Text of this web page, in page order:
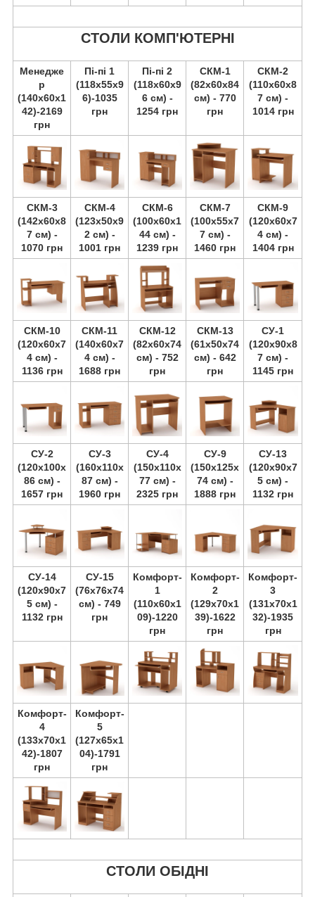
СТОЛИ КОМП'ЮТЕРНІ
Менедже
р
(140х60х1
42)-2169
грн
Пі-пі 1
(118х55х9
6)-1035
грн
Пі-пі 2
(118х60х9
6 см) -
1254 грн
СКМ-1
(82х60х84
см) - 770
грн
СКМ-2
(110х60х8
7 см) -
1014 грн
СКМ-3
(142х60х8
7 см) -
1070 грн
СКМ-4
(123х50х9
2 см) -
1001 грн
СКМ-6
(100х60х1
44 см) -
1239 грн
СКМ-7
(100х55х7
7 см) -
1460 грн
СКМ-9
(120х60х7
4 см) -
1404 грн
СКМ-10
(120х60х7
4 см) -
1136 грн
СКМ-11
(140х60х7
4 см) -
1688 грн
СКМ-12
(82х60х74
см) - 752
грн
СКМ-13
(61х50х74
см) - 642
грн
СУ-1
(120х90х8
7 см) -
1145 грн
СУ-2
(120х100х
86 см) -
1657 грн
СУ-3
(160х110х
87 см) -
1960 грн
СУ-4
(150х110х
77 см) -
2325 грн
СУ-9
(150х125х
74 см) -
1888 грн
СУ-13
(120х90х7
5 см) -
1132 грн
СУ-14
(120х90х7
5 см) -
1132 грн
СУ-15
(76х76х74
см) - 749
грн
Комфорт-
1
(110х60х1
09)-1220
грн
Комфорт-
2
(129х70х1
39)-1622
грн
Комфорт-
3
(131х70х1
32)-1935
грн
Комфорт-
4
(133х70х1
42)-1807
грн
Комфорт-
5
(127х65х1
04)-1791
грн
СТОЛИ ОБІДНІ